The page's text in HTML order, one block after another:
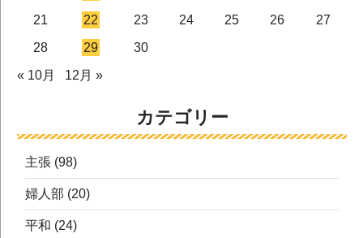
21
22 23 24 25 26
27
28
29
30
« 10月
12月 »
カテゴリー
主張 (98)
婦人部 (20)
平和 (24)